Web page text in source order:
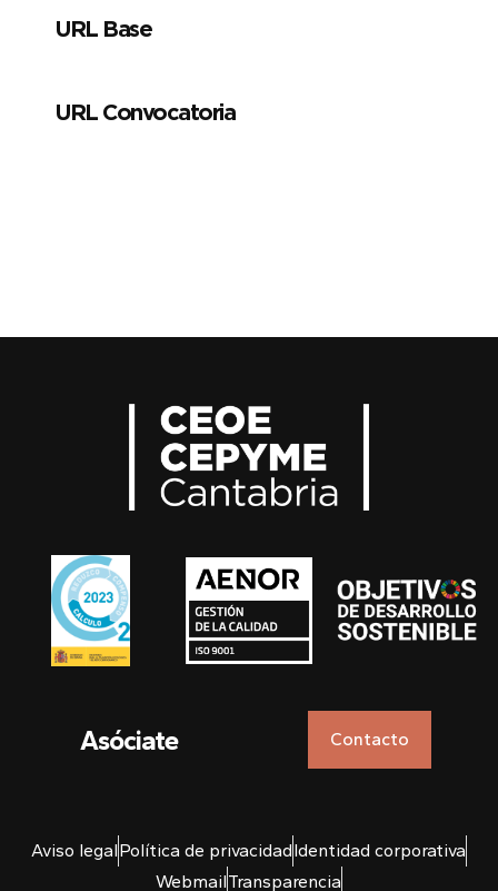
URL Base
URL Convocatoria
Asóciate Contacto
Aviso legalPolítica de privacidadIdentidad corporativa
WebmailTransparencia